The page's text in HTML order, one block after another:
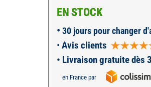
EN STOCK
• 30 jours pour changer
• Avis clients
• Livraison gratuite dès
en France par